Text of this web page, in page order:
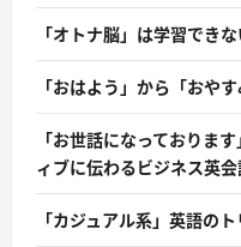
「オトナ脳」は学習できな
「おはよう」から「おや
「お世話になっておりま
ィブに伝わるビジネス英会
「カジュアル系」英語の